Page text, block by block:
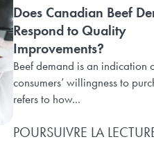
Does Canadian Beef
Respond to Quality
Improvements?
Beef demand is an indication
consumers’ willingness to
refers to how...
POURSUIVRE LA